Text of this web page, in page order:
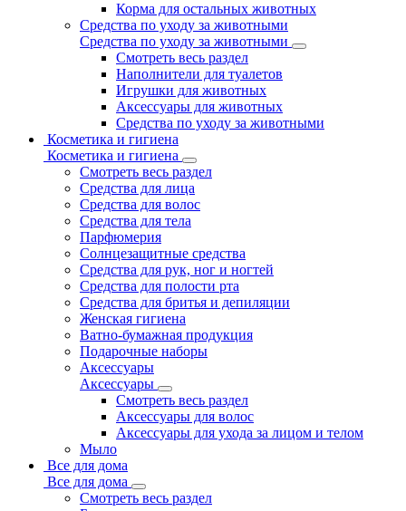
Корма для остальных животных
Средства по уходу за животными
Средства по уходу за животными
Смотреть весь раздел
Наполнители для туалетов
Игрушки для животных
Аксессуары для животных
Средства по уходу за животными
Косметика и гигиена
Косметика и гигиена
Смотреть весь раздел
Средства для лица
Средства для волос
Средства для тела
Парфюмерия
Солнцезащитные средства
Средства для рук, ног и ногтей
Средства для полости рта
Средства для бритья и депиляции
Женская гигиена
Ватно-бумажная продукция
Подарочные наборы
Аксессуары
Аксессуары
Смотреть весь раздел
Аксессуары для волос
Аксессуары для ухода за лицом и телом
Мыло
Все для дома
Все для дома
Смотреть весь раздел